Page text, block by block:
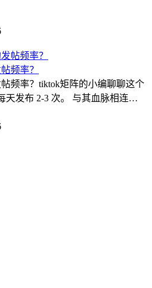
频率？
频率？tiktok矩阵的小编聊聊这个
天发布 2-3 次。 与其血脉相连…